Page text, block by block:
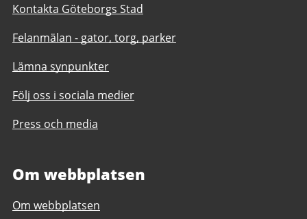
Kontakta Göteborgs Stad
Felanmälan - gator, torg, parker
Lämna synpunkter
Följ oss i sociala medier
Press och media
Om webbplatsen
Om webbplatsen